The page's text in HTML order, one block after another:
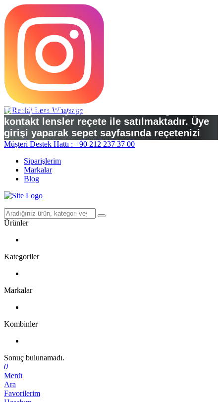
Türkiye’deki yasal düzenlemelere göre
kontakt lensler reçete ile satılmaktadır. Üye
girişi yaparak sepet sayfasında reçetenizi
yükleyebilirsiniz.
Müşteri Destek Hattı : +90 212 237 37 00
Siparişlerim
Markalar
Blog
Ürünler
Kategoriler
Markalar
Kombinler
Sonuç bulunamadı.
0
Menü
Ara
Favorilerim